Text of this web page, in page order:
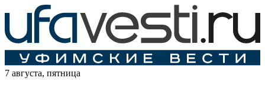
7 августа, пятница